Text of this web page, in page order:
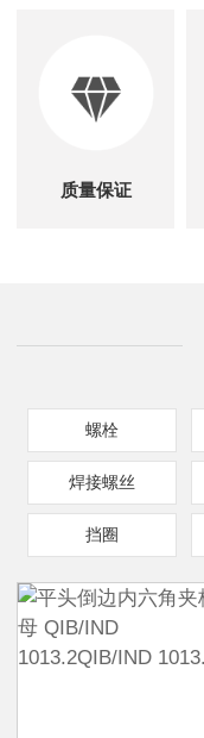
质量保证
螺栓
焊接螺丝
挡圈